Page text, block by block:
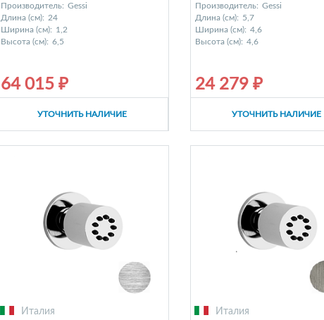
Производитель: Gessi
Длина (см): 24
Ширина (см): 1,2
Высота (см): 6,5
64 015 ₽
УТОЧНИТЬ НАЛИЧИЕ
Производитель: Gessi
Длина (см): 5,7
Ширина (см): 4,6
Высота (см): 4,6
24 279 ₽
УТОЧНИТЬ НАЛИЧИЕ
Италия Италия